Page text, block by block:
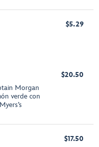
$5.29
Morgan
verde con
$20.50
$17.50